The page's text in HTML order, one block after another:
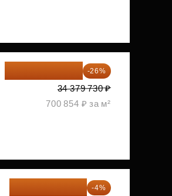
-26%
34 379 730 ₽
700 854 ₽ за м²
26 062 848 ₽ -4%